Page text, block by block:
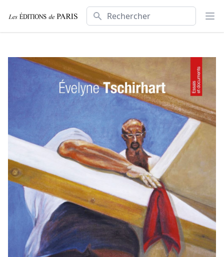
Rechercher